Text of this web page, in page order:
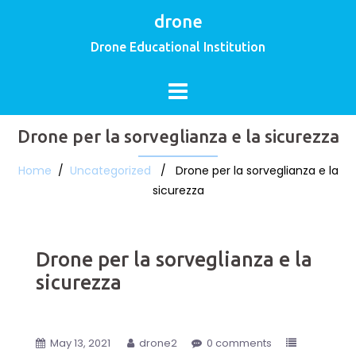
drone
Drone Educational Institution
Drone per la sorveglianza e la sicurezza
Home / Uncategorized / Drone per la sorveglianza e la
sicurezza
Drone per la sorveglianza e la
sicurezza
May 13, 2021 drone2
0 comments